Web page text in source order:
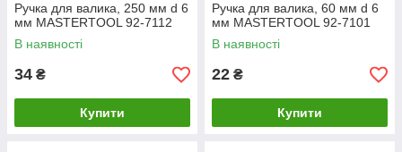
Ручка для валика, 250 мм d 6
мм MASTERTOOL 92-7112
В наявності
34 ₴
Купити
Ручка для валика, 60 мм d 6
мм MASTERTOOL 92-7101
В наявності
22 ₴
Купити